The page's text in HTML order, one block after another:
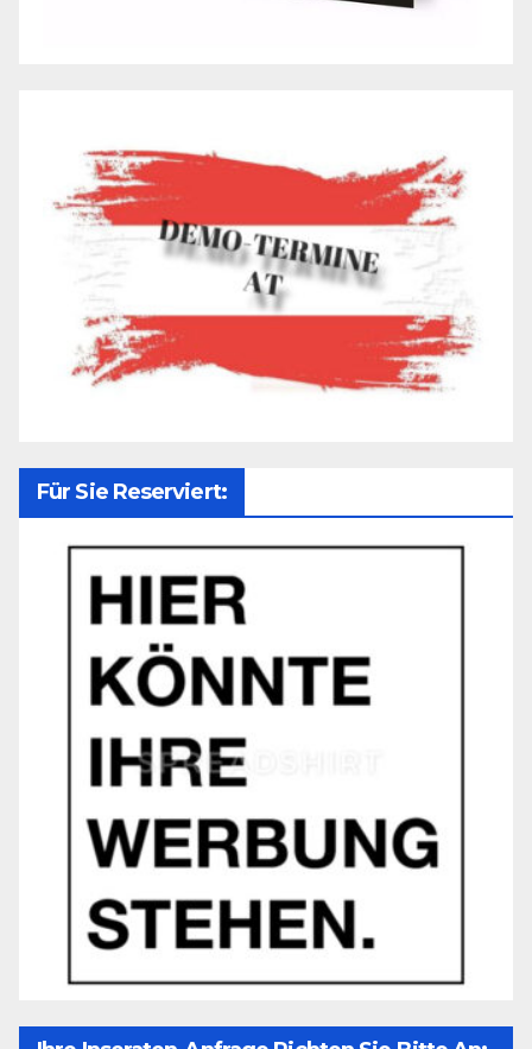
Für Sie Reserviert: